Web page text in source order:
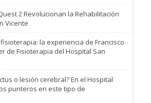
2 Revolucionan la Rehabilitación
Vicente
la experiencia de Francisco
de Fisioterapia del Hospital San
o lesión cerebral? En el Hospital
punteros en este tipo de